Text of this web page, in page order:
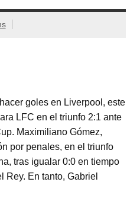
goles en Liverpool, este
LFC en el triunfo 2:1 ante
Maximiliano Gómez,
por penales, en el triunfo
tras igualar 0:0 en tiempo
Rey. En tanto, Gabriel